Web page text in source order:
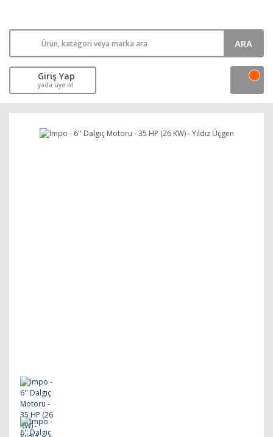
ARA
Giriş Yap
yada üye ol